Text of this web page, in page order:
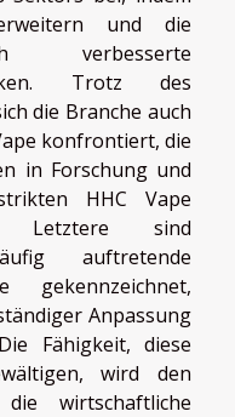
und die
verbesserte
Trotz des
die Branche auch
konfrontiert, die
in Forschung und
HHC Vape
Letztere sind
auftretende
gekennzeichnet,
Anpassung
Fähigkeit, diese
wird den
wirtschaftliche